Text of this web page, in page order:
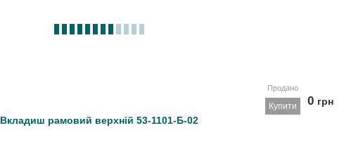
Продано
Купити
Вкладиш рамовий верхній 53-1101-Б-02
0 грн